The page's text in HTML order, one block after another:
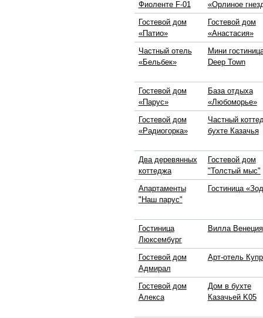
Фиоленте F-01
«Орлиное
Гостевой дом
«Патио»
Гостевой дом
«Анастасия»
Частный отель
«Бельбек»
Мини
Deep Town
Гостевой дом
«Парус»
База отдыха
«Любоморье»
Гостевой дом
«Радиогорка»
Частный
бухте Казачья
Два деревянных
коттеджа
Гостевой дом
"Толстый мыс"
Апартаменты
"Наш парус"
Гостиница
Гостиница
Люксембург
Вилла Венеция
Гостевой дом
Адмирал
Арт-отель
Гостевой дом
Алекса
Дом в бухте
Казачьей K05